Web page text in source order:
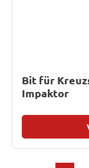
Bit für
Impaktor